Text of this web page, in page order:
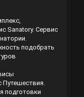
Sanatory. Сервис
подобрать
Путешествия.
подготовки